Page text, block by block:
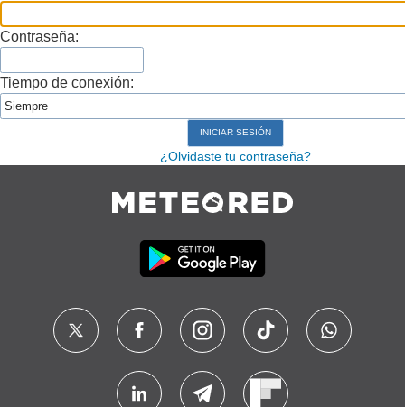
Contraseña:
Tiempo de conexión:
¿Olvidaste tu contraseña?